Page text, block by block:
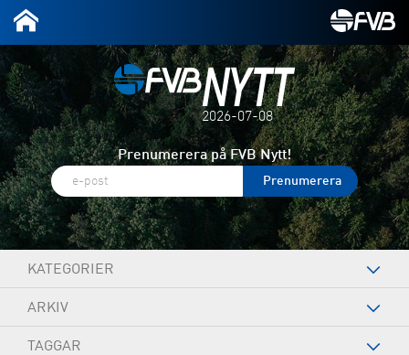
2026-07-08
Prenumerera på FVB Nytt!
KATEGORIER
ARKIV
TAGGAR